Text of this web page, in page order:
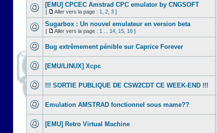
[EMU] CPCEC Amstrad CPC emulator by CNGSOFT
[ Aller vers la page : 1 2 3 ]
Sugarbox : Un nouvel emulateur en version beta
[ Aller vers la page : 1 14 15 16 ]
Bug extrêmement pénible sur Caprice Forever
[EMU/LINUX] Xcpc
!!! SORTIE PUBLIQUE DE CSW2CDT CE WEEK-END !!!
Emulation AMSTRAD fonctionnel sous mame??
[EMU] Retro Virtual Machine